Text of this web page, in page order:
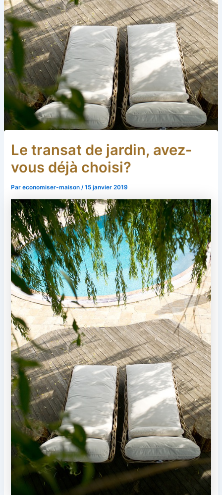
Le transat de jardin, avez-
vous déjà choisi?
Pareconomiser-maison/15 janvier 2019